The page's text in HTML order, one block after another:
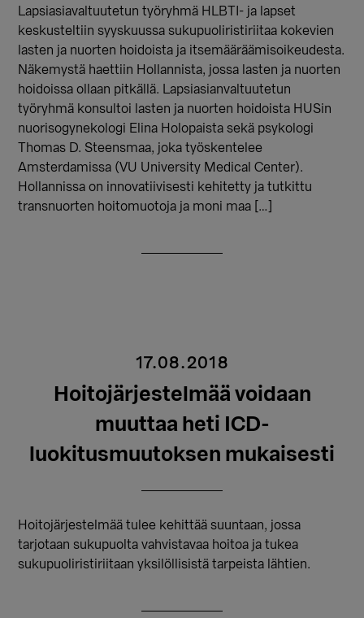
Lapsiasiavaltuutetun työryhmä HLBTI- ja lapset
keskusteltiin syyskuussa sukupuoliristiriitaa kokevien
lasten ja nuorten hoidoista ja itsemääräämisoikeudesta.
Näkemystä haettiin Hollannista, jossa lasten ja nuorten
hoidoissa ollaan pitkällä. Lapsiasianvaltuutetun
työryhmä konsultoi lasten ja nuorten hoidoista HUSin
nuorisogynekologi Elina Holopaista sekä psykologi
Thomas D. Steensmaa, joka työskentelee
Amsterdamissa (VU University Medical Center).
Hollannissa on innovatiivisesti kehitetty ja tutkittu
transnuorten hoitomuotoja ja moni maa […]
17.08.2018
Hoitojärjestelmää voidaan
muuttaa heti ICD-
luokitusmuutoksen mukaisesti
Hoitojärjestelmää tulee kehittää suuntaan, jossa
tarjotaan sukupuolta vahvistavaa hoitoa ja tukea
sukupuoliristiriitaan yksilöllisistä tarpeista lähtien.